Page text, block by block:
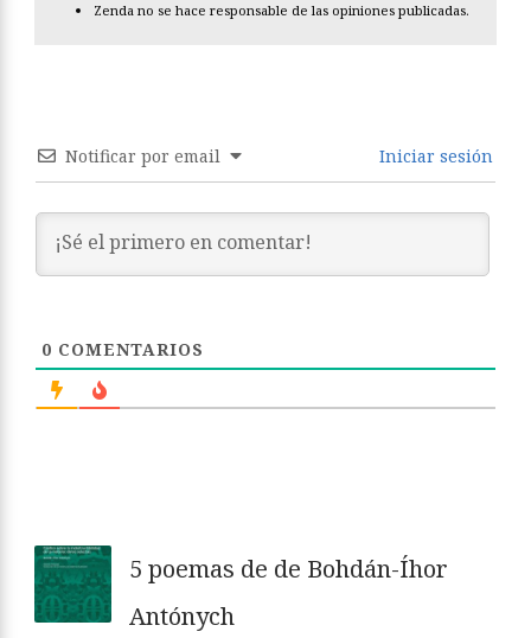
Zenda no se hace responsable de las opiniones publicadas.
Notificar por email Iniciar sesión
0 COMENTARIOS
5 poemas de de Bohdán-Íhor
Antónych